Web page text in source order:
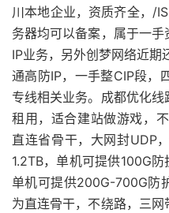
川本地企业，资质齐全，/
务器均可以备案，属于一
IP业务，另外创梦网络近期
通高防IP，一手整CIP段，
专线相关业务。成都优化
租用，适合建站做游戏，
直连省骨干，大网封UDP
1.2TB，单机可提供100G防
单机可提供200G-700G防
为直连骨干，不绕路，三